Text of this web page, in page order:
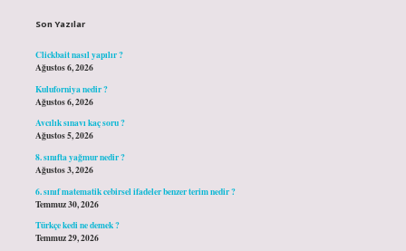
Son Yazılar
Clickbait nasıl yapılır ?
Ağustos 6, 2026
Kuluforniya nedir ?
Ağustos 6, 2026
Avcılık sınavı kaç soru ?
Ağustos 5, 2026
8. sınıfta yağmur nedir ?
Ağustos 3, 2026
6. sınıf matematik cebirsel ifadeler benzer terim nedir ?
Temmuz 30, 2026
Türkçe kedi ne demek ?
Temmuz 29, 2026